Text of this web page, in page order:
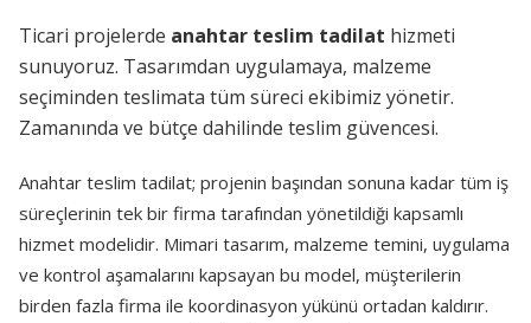
Ticari projelerde anahtar teslim tadilat hizmeti
sunuyoruz. Tasarımdan uygulamaya, malzeme
seçiminden teslimata tüm süreci ekibimiz yönetir.
Zamanında ve bütçe dahilinde teslim güvencesi.
Anahtar teslim tadilat; projenin başından sonuna kadar tüm iş
süreçlerinin tek bir firma tarafından yönetildiği kapsamlı
hizmet modelidir. Mimari tasarım, malzeme temini, uygulama
ve kontrol aşamalarını kapsayan bu model, müşterilerin
birden fazla firma ile koordinasyon yükünü ortadan kaldırır.